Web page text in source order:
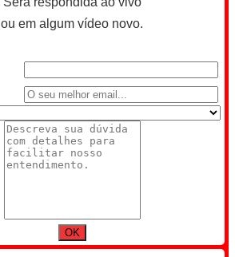
ou em algum vídeo novo.